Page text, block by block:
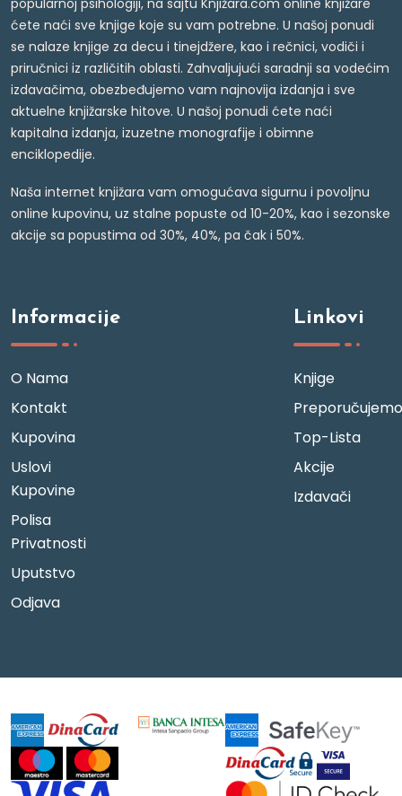
ćete naći sve knjige koje su vam potrebne. U našoj ponudi
se nalaze knjige za decu i tinejdžere, kao i rečnici, vodiči i
priručnici iz različitih oblasti. Zahvaljujući saradnji sa vodećim
izdavačima, obezbeđujemo vam najnovija izdanja i sve
aktuelne knjižarske hitove. U našoj ponudi ćete naći
kapitalna izdanja, izuzetne monografije i obimne
enciklopedije.
Naša internet knjižara vam omogućava sigurnu i povoljnu
online kupovinu, uz stalne popuste od 10-20%, kao i sezonske
akcije sa popustima od 30%, 40%, pa čak i 50%.
Informacije
O Nama
Kontakt
Kupovina
Uslovi
Kupovine
Polisa
Privatnosti
Uputstvo
Odjava
Linkovi
Knjige
Preporučujemo
Top-Lista
Akcije
Izdavači